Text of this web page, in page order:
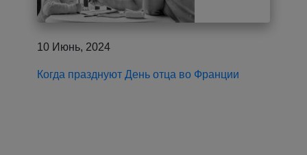
10 Июнь, 2024
Когда празднуют День отца во Франции